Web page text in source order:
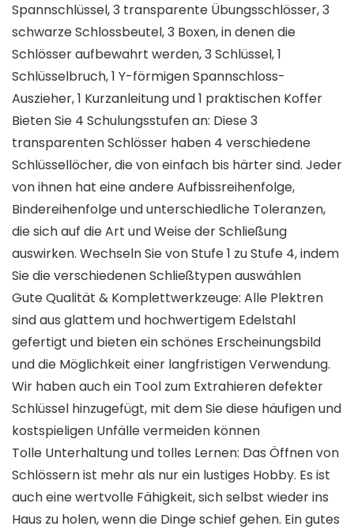
Spannschlüssel, 3 transparente Übungsschlösser, 3
schwarze Schlossbeutel, 3 Boxen, in denen die
Schlösser aufbewahrt werden, 3 Schlüssel, 1
Schlüsselbruch, 1 Y-förmigen Spannschloss-
Auszieher, 1 Kurzanleitung und 1 praktischen Koffer
Bieten Sie 4 Schulungsstufen an: Diese 3
transparenten Schlösser haben 4 verschiedene
Schlüssellöcher, die von einfach bis härter sind. Jeder
von ihnen hat eine andere Aufbissreihenfolge,
Bindereihenfolge und unterschiedliche Toleranzen,
die sich auf die Art und Weise der Schließung
auswirken. Wechseln Sie von Stufe 1 zu Stufe 4, indem
Sie die verschiedenen Schließtypen auswählen
Gute Qualität & Komplettwerkzeuge: Alle Plektren
sind aus glattem und hochwertigem Edelstahl
gefertigt und bieten ein schönes Erscheinungsbild
und die Möglichkeit einer langfristigen Verwendung.
Wir haben auch ein Tool zum Extrahieren defekter
Schlüssel hinzugefügt, mit dem Sie diese häufigen und
kostspieligen Unfälle vermeiden können
Tolle Unterhaltung und tolles Lernen: Das Öffnen von
Schlössern ist mehr als nur ein lustiges Hobby. Es ist
auch eine wertvolle Fähigkeit, sich selbst wieder ins
Haus zu holen, wenn die Dinge schief gehen. Ein gutes